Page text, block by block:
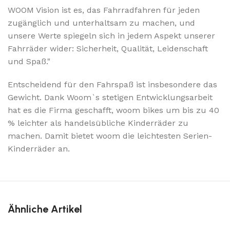
WOOM Vision ist es, das Fahrradfahren für jeden
zugänglich und unterhaltsam zu machen, und
unsere Werte spiegeln sich in jedem Aspekt unserer
Fahrräder wider: Sicherheit, Qualität, Leidenschaft
und Spaß."
Entscheidend für den Fahrspaß ist insbesondere das
Gewicht. Dank Woom`s stetigen Entwicklungsarbeit
hat es die Firma geschafft, woom bikes um bis zu 40
% leichter als handelsübliche Kinderräder zu
machen. Damit bietet woom die leichtesten Serien-
Kinderräder an.
Ähnliche Artikel